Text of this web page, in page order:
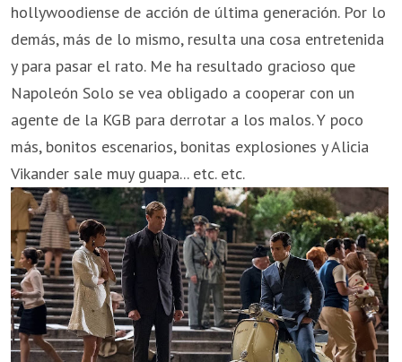
hollywoodiense de acción de última generación. Por lo
demás, más de lo mismo, resulta una cosa entretenida
y para pasar el rato. Me ha resultado gracioso que
Napoleón Solo se vea obligado a cooperar con un
agente de la KGB para derrotar a los malos. Y poco
más, bonitos escenarios, bonitas explosiones y Alicia
Vikander sale muy guapa... etc. etc.